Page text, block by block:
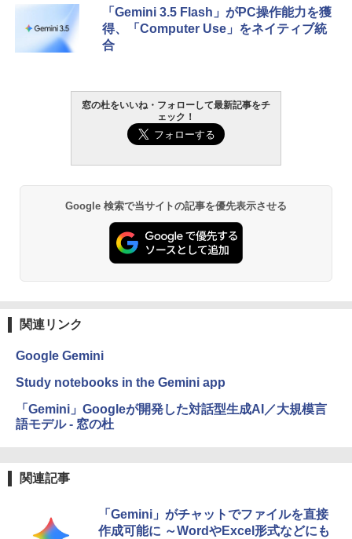
「Gemini 3.5 Flash」がPC操作能力を獲
得、「Computer Use」をネイティブ統
合
窓の杜をいいね・フォローして最新記事をチ
ェック！
Google 検索で当サイトの記事を優先表示させる
関連リンク
Google Gemini
Study notebooks in the Gemini app
「Gemini」Googleが開発した対話型生成AI／大規模言
語モデル - 窓の杜
関連記事
「Gemini」がチャットでファイルを直接
作成可能に ～WordやExcel形式などにも